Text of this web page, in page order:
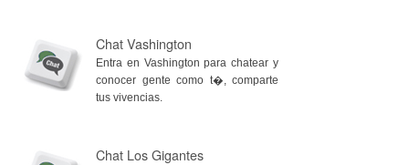
Chat Vashington
Entra en Vashington para chatear y
conocer gente como t�, comparte
tus vivencias.
Chat Los Gigantes